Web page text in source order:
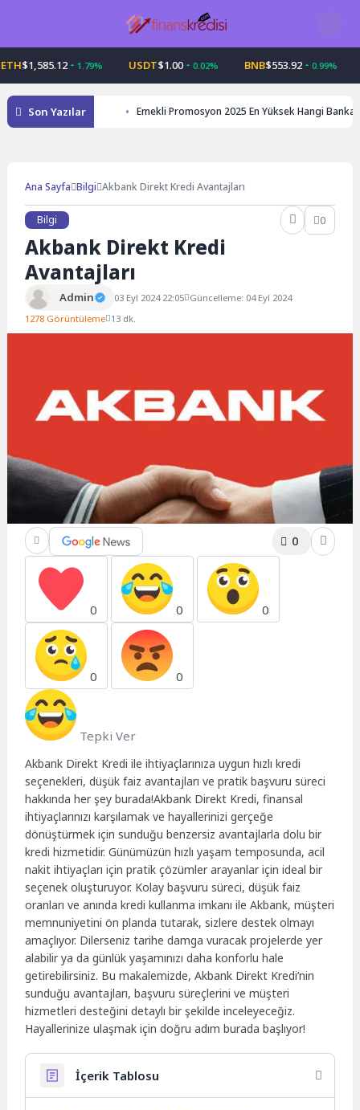
1.79% USDT$1.00 0.02% $553.92 0.99%
Son Yazılar Emekli Promosyon 2025 En Yüksek Hangi Banka
Ana Sayfa Bilgi Akbank Direkt Kredi Avantajları
Bilgi 0
Akbank Direkt Kredi
Avantajları
Admin 03 Eyl 2024 22:05 Güncelleme: 04 Eyl 2024
1278 Görüntüleme 13 dk.
0
0 0 0
0 0
Tepki Ver
Akbank Direkt Kredi ile ihtiyaçlarınıza uygun hızlı kredi
seçenekleri, düşük faiz avantajları ve pratik başvuru süreci
hakkında her şey burada!Akbank Direkt Kredi, finansal
ihtiyaçlarınızı karşılamak ve hayallerinizi gerçeğe
dönüştürmek için sunduğu benzersiz avantajlarla dolu bir
kredi hizmetidir. Günümüzün hızlı yaşam temposunda, acil
nakit ihtiyaçları için pratik çözümler arayanlar için ideal bir
seçenek oluşturuyor. Kolay başvuru süreci, düşük faiz
oranları ve anında kredi kullanma imkanı ile Akbank, müşteri
memnuniyetini ön planda tutarak, sizlere destek olmayı
amaçlıyor. Dilerseniz tarihe damga vuracak projelerde yer
alabilir ya da günlük yaşamınızı daha konforlu hale
getirebilirsiniz. Bu makalemizde, Akbank Direkt Kredi’nin
sunduğu avantajları, başvuru süreçlerini ve müşteri
hizmetleri desteğini detaylı bir şekilde inceleyeceğiz.
Hayallerinize ulaşmak için doğru adım burada başlıyor!
İçerik Tablosu